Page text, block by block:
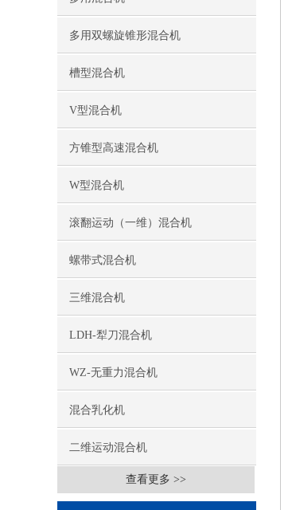
多用双螺旋锥形混合机
槽型混合机
V型混合机
方锥型高速混合机
W型混合机
滚翻运动（一维）混合机
螺带式混合机
三维混合机
LDH-犁刀混合机
WZ-无重力混合机
混合乳化机
二维运动混合机
查看更多 >>